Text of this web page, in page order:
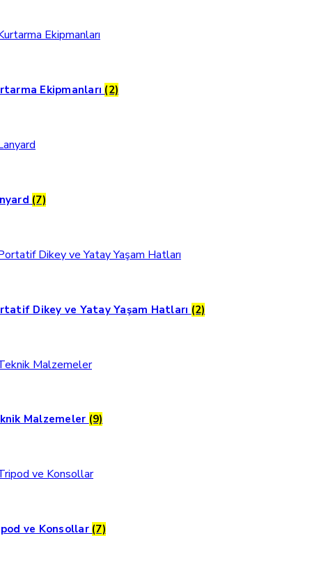
Ekipmanları (2)
(7)
Dikey ve Yatay Yaşam Hatları (2)
Malzemeler (9)
ve Konsollar (7)